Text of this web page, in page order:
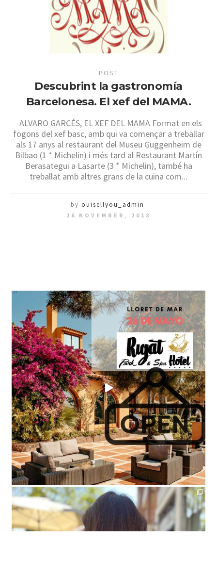
POST
Descubrint la gastronomía
Barcelonesa. El xef del MAMA.
ALVARO GARCÉS, EL XEF DEL MAMA Format en els
fogons del xef basc, amb qui va començar a treballar
als 17 anys al restaurant del Museu Guggenheim de
Bilbao (1 * Michelin) i més tard al Restaurant Martín
Berasategui a Lasarte (3 * Michelin), també ha
treballat amb altres grans de la cuina com...
by ouisellyou_admin
26 NOVEMBER, 2018